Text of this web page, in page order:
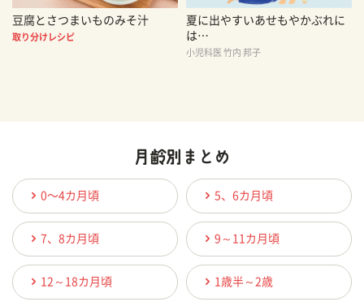
豆腐とさつまいものみそ汁
取り分けレシピ
夏に出やすいあせもやかぶれに
は…
小児科医 竹内 邦子
0〜4カ月頃 5、6カ月頃
7、8カ月頃 9～11カ月頃
12～18カ月頃 1歳半～2歳